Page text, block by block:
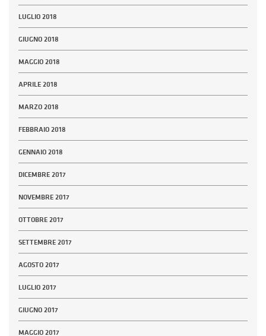
LUGLIO 2018
GIUGNO 2018
MAGGIO 2018
APRILE 2018
MARZO 2018
FEBBRAIO 2018
GENNAIO 2018
DICEMBRE 2017
NOVEMBRE 2017
OTTOBRE 2017
SETTEMBRE 2017
AGOSTO 2017
LUGLIO 2017
GIUGNO 2017
MAGGIO 2017